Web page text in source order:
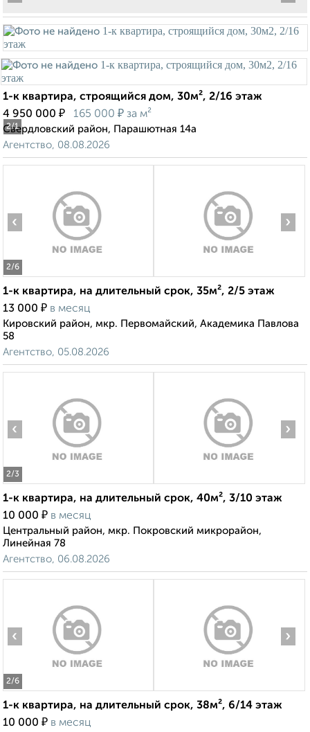
2/1
1-к квартира, строящийся дом, 30м², 2/16 этаж
4 950 000 ₽ 165 000 ₽ за м²
Свердловский район, Парашютная 14а
Агентство, 08.08.2026
2/6
‹ ›
1-к квартира, на длительный срок, 35м², 2/5 этаж
13 000 ₽ в месяц
Кировский район, мкр. Первомайский, Академика Павлова
58
Агентство, 05.08.2026
2/3
‹ ›
1-к квартира, на длительный срок, 40м², 3/10 этаж
10 000 ₽ в месяц
Центральный район, мкр. Покровский микрорайон,
Линейная 78
Агентство, 06.08.2026
2/6
‹ ›
1-к квартира, на длительный срок, 38м², 6/14 этаж
10 000 ₽ в месяц